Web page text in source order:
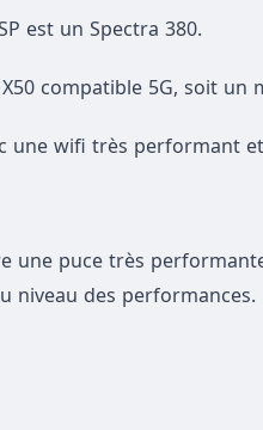
est un Spectra 380.
compatible 5G, soit
une wifi très performant
une puce très
niveau des performances.